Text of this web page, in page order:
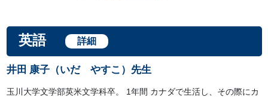
英語 詳細
井田 康子（いだ やすこ）先生
玉川大学文学部英米文学科卒。 1年間 カナダで生活し、その際にカ